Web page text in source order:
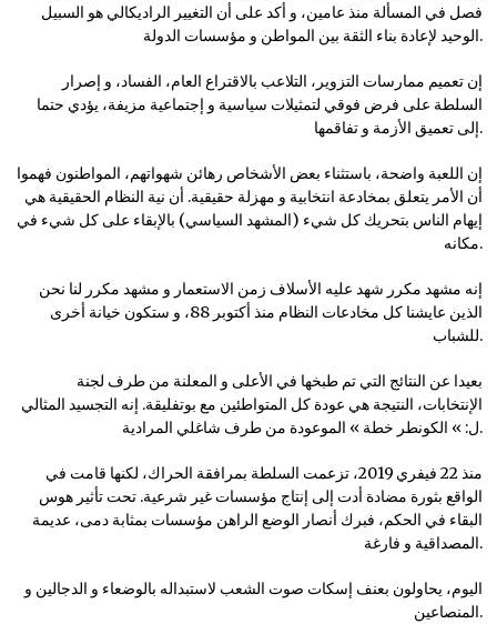
فصل في المسألة منذ عامين، و أكد على أن التغيير الراديكالي هو السبيل
الوحيد لإعادة بناء الثقة بين المواطن و مؤسسات الدولة.
إن تعميم ممارسات التزوير، التلاعب بالاقتراع العام، الفساد، و إصرار
السلطة على فرض فوقي لتمثيلات سياسية و إجتماعية مزيفة، يؤدي حتما
إلى تعميق الأزمة و تفاقمها.
إن اللعبة واضحة، باستثناء بعض الأشخاص رهائن شهواتهم، المواطنون فهموا
أن الأمر يتعلق بمخادعة انتخابية و مهزلة حقيقية. أن نية النظام الحقيقية هي
إيهام الناس بتحريك كل شيء (المشهد السياسي) بالإبقاء على كل شيء في
مكانه.
إنه مشهد مكرر شهد عليه الأسلاف زمن الاستعمار و مشهد مكرر لنا نحن
الذين عايشنا كل مخادعات النظام منذ أكتوبر 88، و ستكون خيانة أخرى
للشباب.
بعيدا عن النتائج التي تم طبخها في الأعلى و المعلنة من طرف لجنة
الإنتخابات، النتيجة هي عودة كل المتواطئين مع بوتفليقة. إنه التجسيد المثالي
ل: » الكونطر خطة » الموعودة من طرف شاغلي المرادية.
منذ 22 فيفري 2019، تزعمت السلطة بمرافقة الحراك، لكنها قامت في
الواقع بثورة مضادة أدت إلى إنتاج مؤسسات غير شرعية. تحت تأثير هوس
البقاء في الحكم، فبرك أنصار الوضع الراهن مؤسسات بمثابة دمى، عديمة
المصداقية و فارغة.
اليوم، يحاولون بعنف إسكات صوت الشعب لاستبداله بالوضعاء و الدجالين و
المنصاعين.